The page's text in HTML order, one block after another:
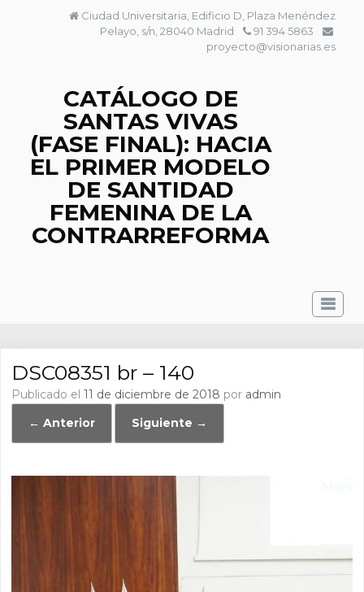
Ciudad Universitaria, Edificio D, Plaza Menéndez
Pelayo, s/n, 28040 Madrid
91 394 5863
proyecto@visionarias.es
CATÁLOGO DE
SANTAS VIVAS
(FASE FINAL): HACIA
EL PRIMER MODELO
DE SANTIDAD
FEMENINA DE LA
CONTRARREFORMA
DSC08351 br – 140
Publicado el11 de diciembre de 2018 por admin
← Anterior
Siguiente →